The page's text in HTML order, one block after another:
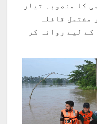
کا منصوبہ تیار
ٹرکوں پر مشتمل قافلہ
لیے روانہ کر